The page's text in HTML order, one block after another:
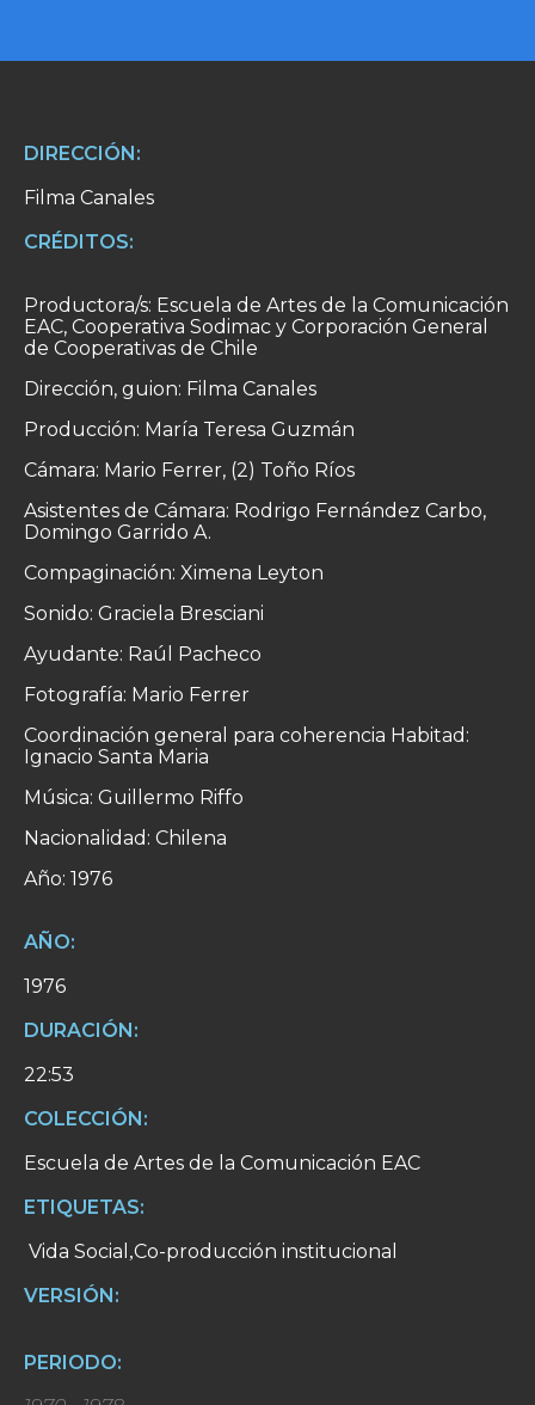
DIRECCIÓN:
Filma Canales
CRÉDITOS:
Productora/s: Escuela de Artes de la Comunicación
EAC, Cooperativa Sodimac y Corporación General
de Cooperativas de Chile
Dirección, guion: Filma Canales
Producción: María Teresa Guzmán
Cámara: Mario Ferrer, (2) Toño Ríos
Asistentes de Cámara: Rodrigo Fernández Carbo,
Domingo Garrido A.
Compaginación: Ximena Leyton
Sonido: Graciela Bresciani
Ayudante: Raúl Pacheco
Fotografía: Mario Ferrer
Coordinación general para coherencia Habitad:
Ignacio Santa Maria
Música: Guillermo Riffo
Nacionalidad: Chilena
Año: 1976
AÑO:
1976
DURACIÓN:
22:53
COLECCIÓN:
Escuela de Artes de la Comunicación EAC
ETIQUETAS:
Vida Social ,Co-producción institucional
VERSIÓN:
PERIODO: